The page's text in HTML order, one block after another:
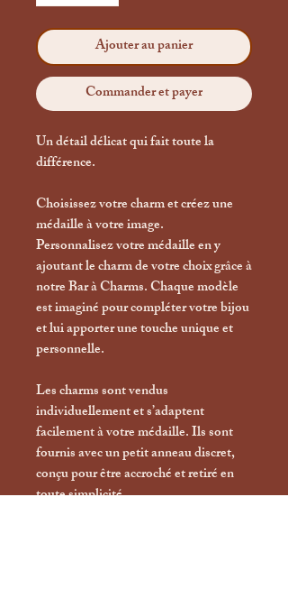
Ajouter au panier
Commander et payer
Un détail délicat qui fait toute la
différence.
Choisissez votre charm et créez une
médaille à votre image.
Personnalisez votre médaille en y
ajoutant le charm de votre choix grâce à
notre Bar à Charms. Chaque modèle
est imaginé pour compléter votre bijou
et lui apporter une touche unique et
personnelle.
Les charms sont vendus
individuellement et s’adaptent
facilement à votre médaille. Ils sont
fournis avec un petit anneau discret,
conçu pour être accroché et retiré en
toute simplicité.